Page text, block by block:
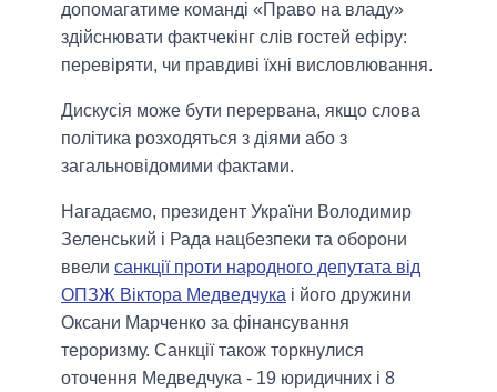
допомагатиме команді «Право на владу»
здійснювати фактчекінг слів гостей ефіру:
перевіряти, чи правдиві їхні висловлювання.
Дискусія може бути перервана, якщо слова
політика розходяться з діями або з
загальновідомими фактами.
Нагадаємо, президент України Володимир
Зеленський і Рада нацбезпеки та оборони
ввели санкції проти народного депутата від
ОПЗЖ Віктора Медведчука і його дружини
Оксани Марченко за фінансування
тероризму. Санкції також торкнулися
оточення Медведчука - 19 юридичних і 8